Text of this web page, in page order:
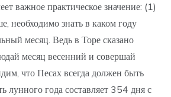
важное практическое значение: (1)
необходимо знать в каком году
месяц. Ведь в Торе сказано
месяц весенний и совершай
что Песах всегда должен быть
лунного года составляет 354 дня с